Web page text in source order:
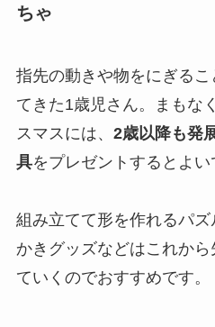
ちゃ
指先の動きや物をにぎる
てきた1歳児さん。まもな
スマスには、 2歳以降も発
具をプレゼントするとよい
組み立てて形を作れるパズ
かきグッズなどはこれか
ていくのでおすすめです。